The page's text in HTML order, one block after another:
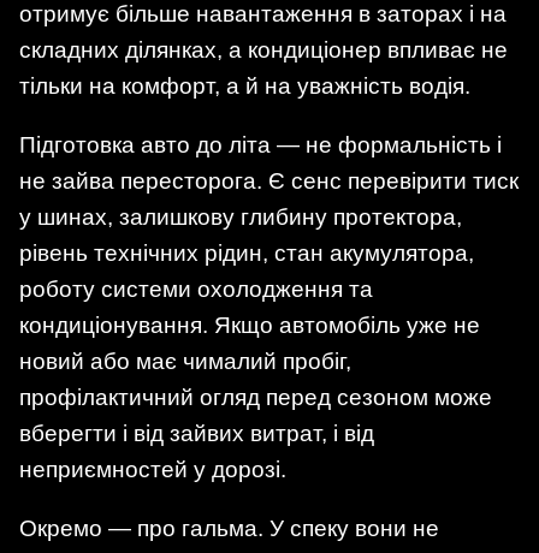
отримує більше навантаження в заторах і на
складних ділянках, а кондиціонер впливає не
тільки на комфорт, а й на уважність водія.
Підготовка авто до літа — не формальність і
не зайва пересторога. Є сенс перевірити тиск
у шинах, залишкову глибину протектора,
рівень технічних рідин, стан акумулятора,
роботу системи охолодження та
кондиціонування. Якщо автомобіль уже не
новий або має чималий пробіг,
профілактичний огляд перед сезоном може
вберегти і від зайвих витрат, і від
неприємностей у дорозі.
Окремо — про гальма. У спеку вони не